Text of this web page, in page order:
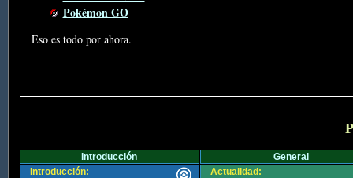
Pokémon GO
Eso es todo por ahora.
Introducción
General
Introducción:
Actualidad: